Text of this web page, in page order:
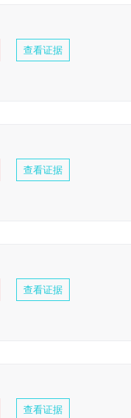
查看证据
查看证据
查看证据
查看证据